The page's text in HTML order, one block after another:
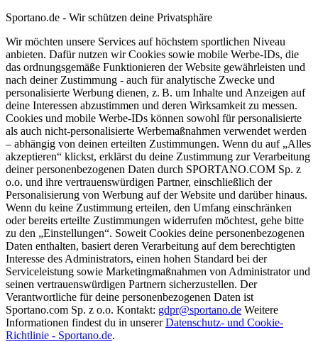
Sportano.de - Wir schützen deine Privatsphäre
Wir möchten unsere Services auf höchstem sportlichen Niveau
anbieten. Dafür nutzen wir Cookies sowie mobile Werbe-IDs, die
das ordnungsgemäße Funktionieren der Website gewährleisten und
nach deiner Zustimmung - auch für analytische Zwecke und
personalisierte Werbung dienen, z. B. um Inhalte und Anzeigen auf
deine Interessen abzustimmen und deren Wirksamkeit zu messen.
Cookies und mobile Werbe-IDs können sowohl für personalisierte
als auch nicht-personalisierte Werbemaßnahmen verwendet werden
– abhängig von deinen erteilten Zustimmungen. Wenn du auf „Alles
akzeptieren“ klickst, erklärst du deine Zustimmung zur Verarbeitung
deiner personenbezogenen Daten durch SPORTANO.COM Sp. z
o.o. und ihre vertrauenswürdigen Partner, einschließlich der
Personalisierung von Werbung auf der Website und darüber hinaus.
Wenn du keine Zustimmung erteilen, den Umfang einschränken
oder bereits erteilte Zustimmungen widerrufen möchtest, gehe bitte
zu den „Einstellungen“. Soweit Cookies deine personenbezogenen
Daten enthalten, basiert deren Verarbeitung auf dem berechtigten
Interesse des Administrators, einen hohen Standard bei der
Serviceleistung sowie Marketingmaßnahmen von Administrator und
seinen vertrauenswürdigen Partnern sicherzustellen. Der
Verantwortliche für deine personenbezogenen Daten ist
Sportano.com Sp. z o.o. Kontakt: gdpr@sportano.de Weitere
Informationen findest du in unsererDatenschutz- und Cookie-
Richtlinie - Sportano.de.